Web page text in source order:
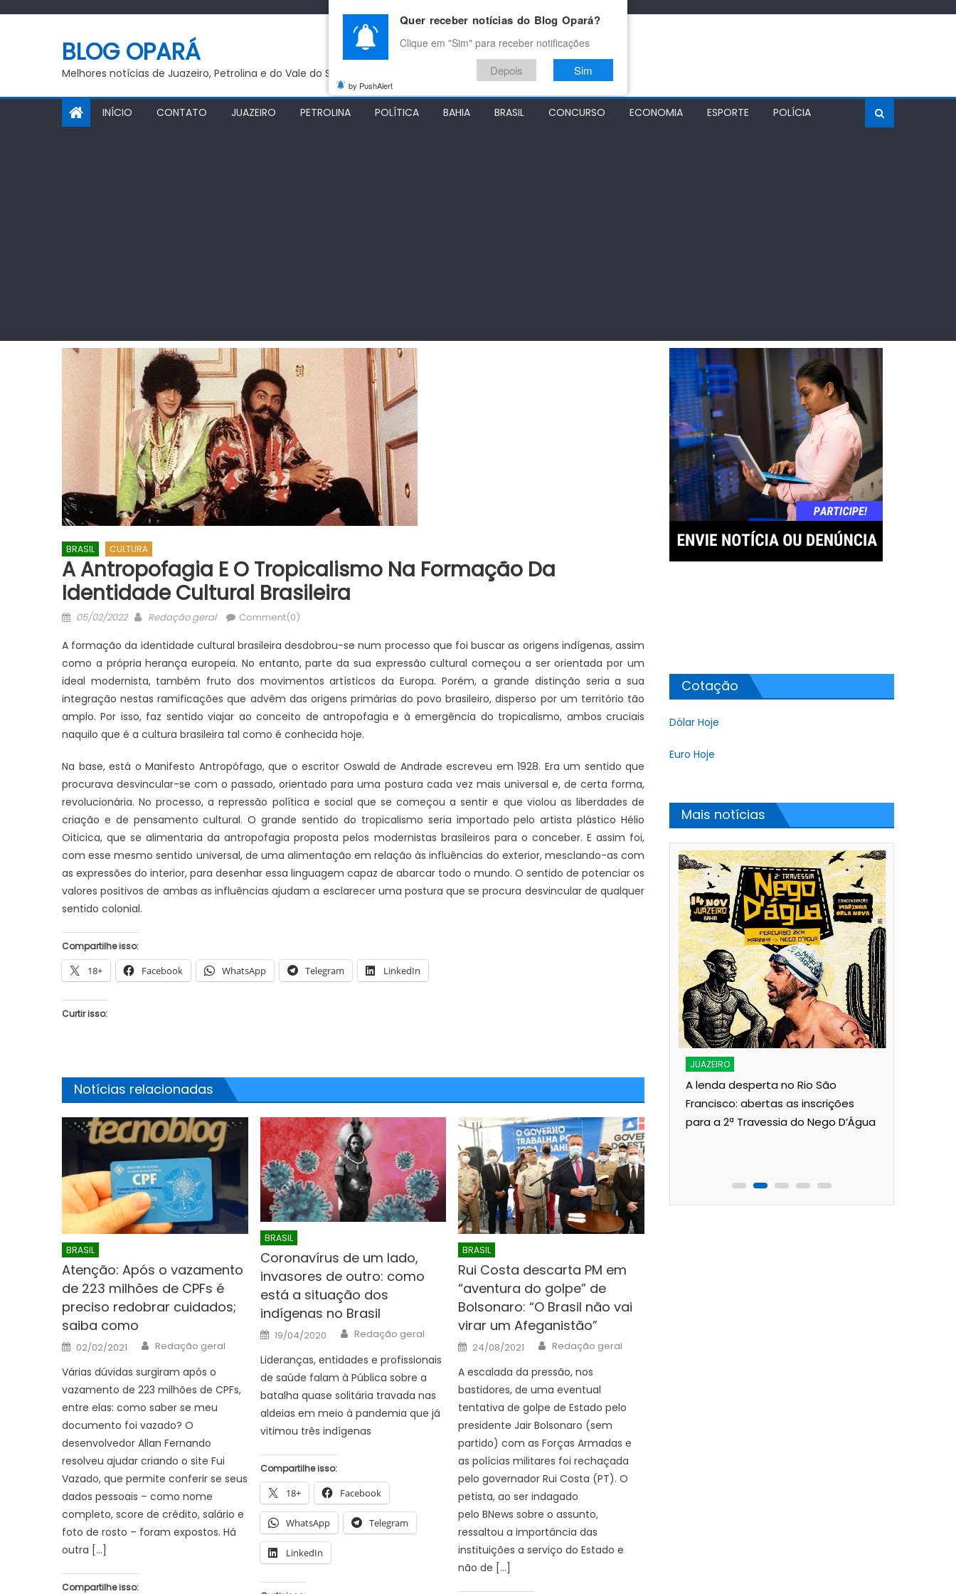
BLOG OPARÁ
Melhores notícias de Juazeiro, Petrolina e do Vale do São Francisco
INÍCIO CONTATO JUAZEIRO PETROLINA POLÍTICA BAHIA BRASIL CONCURSO ECONOMIA ESPORTE POLÍCIA
BRASIL CULTURA
A Antropofagia E O Tropicalismo Na Formação Da
Identidade Cultural Brasileira
Posted
05/02/2022 Author
Redação geral Comment(0)
A formação da identidade cultural brasileira desdobrou-se num processo que foi buscar as origens indígenas, assim
como a própria herança europeia. No entanto, parte da sua expressão cultural começou a ser orientada por um
ideal modernista, também fruto dos movimentos artísticos da Europa. Porém, a grande distinção seria a sua
integração nestas ramificações que advêm das origens primárias do povo brasileiro, disperso por um território tão
amplo. Por isso, faz sentido viajar ao conceito de antropofagia e à emergência do tropicalismo, ambos cruciais
naquilo que é a cultura brasileira tal como é conhecida hoje.
Na base, está o Manifesto Antropófago, que o escritor Oswald de Andrade escreveu em 1928. Era um sentido que
procurava desvincular-se com o passado, orientado para uma postura cada vez mais universal e, de certa forma,
revolucionária. No processo, a repressão política e social que se começou a sentir e que violou as liberdades de
criação e de pensamento cultural. O grande sentido do tropicalismo seria importado pelo artista plástico Hélio
Oiticica, que se alimentaria da antropofagia proposta pelos modernistas brasileiros para o conceber. E assim foi,
com esse mesmo sentido universal, de uma alimentação em relação às influências do exterior, mesclando-as com
as expressões do interior, para desenhar essa linguagem capaz de abarcar todo o mundo. O sentido de potenciar os
valores positivos de ambas as influências ajudam a esclarecer uma postura que se procura desvincular de qualquer
sentido colonial.
Compartilhe isso:
18+ Facebook WhatsApp Telegram LinkedIn
Curtir isso:
Notícias relacionadas
BRASIL
Atenção: Após o vazamento
de 223 milhões de CPFs é
preciso redobrar cuidados;
saiba como
Posted
on
02/02/2021 Author
Redação geral
Várias dúvidas surgiram após o
vazamento de 223 milhões de CPFs,
entre elas: como saber se meu
documento foi vazado? O
desenvolvedor Allan Fernando
resolveu ajudar criando o site Fui
Vazado, que permite conferir se seus
dados pessoais – como nome
completo, score de crédito, salário e
foto de rosto – foram expostos. Há
outra […]
Compartilhe isso:
BRASIL
Coronavírus de um lado,
invasores de outro: como
está a situação dos
indígenas no Brasil
Posted
on
19/04/2020 Author
Redação geral
Lideranças, entidades e profissionais
de saúde falam à Pública sobre a
batalha quase solitária travada nas
aldeias em meio à pandemia que já
vitimou três indígenas
Compartilhe isso:
18+ Facebook
WhatsApp Telegram
LinkedIn
BRASIL
Rui Costa descarta PM em
“aventura do golpe” de
Bolsonaro: “O Brasil não vai
virar um Afeganistão”
Posted
on
24/08/2021 Author
Redação geral
A escalada da pressão, nos
bastidores, de uma eventual
tentativa de golpe de Estado pelo
presidente Jair Bolsonaro (sem
partido) com as Forças Armadas e
as polícias militares foi rechaçada
pelo governador Rui Costa (PT). O
petista, ao ser indagado
pelo BNews sobre o assunto,
ressaltou a importância das
instituições a serviço do Estado e
não de […]
Cotação
Dólar Hoje
Euro Hoje
Mais notícias
Juazeiro: Vídeo expõe comércio
debate sobre possíveis efeitos de
uma crise econômica
estadual estão aptos para serem
concorrem às eleições. É o que diz o
TCU
Ponte Presidente Dutra deixa dois
feridos
JUAZEIRO
A lenda desperta no Rio São
Francisco: abertas as inscrições
para a 2ª Travessia do Nego D’Água
Quer receber notícias do Blog Opará?
Clique em "Sim" para receber notificações
Depois Sim
by PushAlert